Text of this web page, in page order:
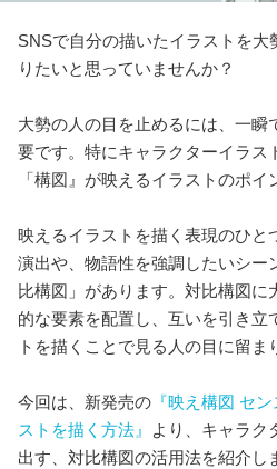
SNSで自分の描いたイラストを
りたいと思っていませんか？
大勢の人の目を止めるには、一瞬
要です。特にキャラクターイラス
「構図』が映えるイラストのポイ
映えるイラストを描く表現のひと
演出や、物語性を強調したいシー
比構図」があります。対比構図に
的な要素を配置し、互いを引き立
トを描くことで見る人の目に留ま
今回は、新発売の 『映え構図 セ
ストを描く方法』
より、キャラク
出す、対比構図の活用法を紹介し